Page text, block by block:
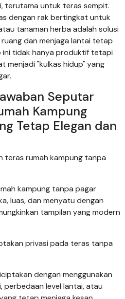
terutama untuk teras sempit.
dengan rak bertingkat untuk
tanaman herba adalah solusi
dan menjaga lantai tetap
ini tidak hanya produktif tetapi
menjadi "kulkas hidup" yang
Seputar
Kampung
Tetap Elegan dan
teras rumah kampung tanpa
kampung tanpa pagar
luas, dan menyatu dengan
tampilan yang modern
privasi pada teras tanpa
dengan menggunakan
perbedaan level lantai, atau